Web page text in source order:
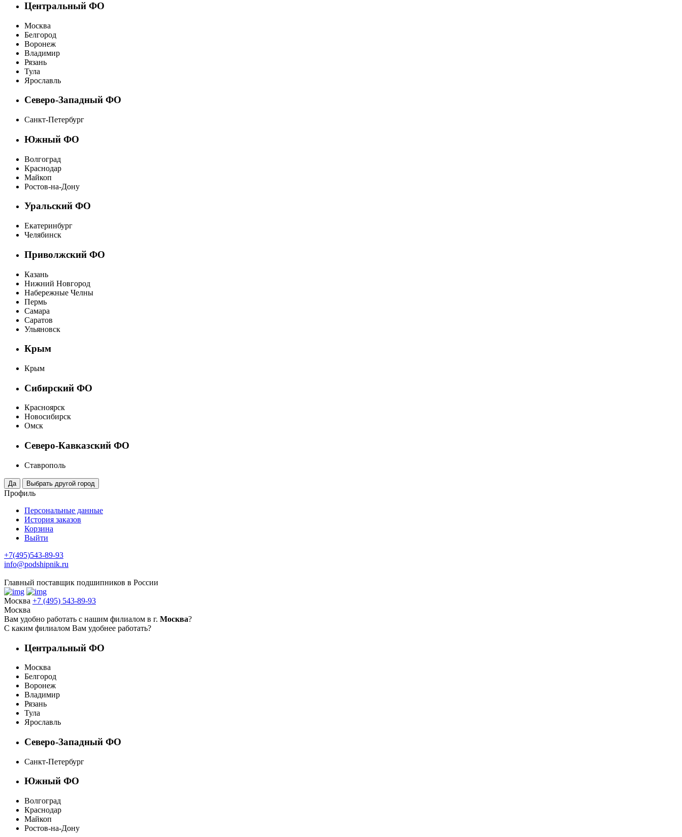
Центральный ФО
Москва
Белгород
Воронеж
Владимир
Рязань
Тула
Ярославль
Северо-Западный ФО
Санкт-Петербург
Южный ФО
Волгоград
Краснодар
Майкоп
Ростов-на-Дону
Уральский ФО
Екатеринбург
Челябинск
Приволжский ФО
Казань
Нижний Новгород
Набережные Челны
Пермь
Самара
Саратов
Ульяновск
Крым
Крым
Сибирский ФО
Красноярск
Новосибирск
Омск
Северо-Кавказский ФО
Ставрополь
Профиль
Персональные данные
История заказов
Корзина
Выйти
+7(495)543-89-93
info@podshipnik.ru
Главный поставщик подшипников в России
Москва +7 (495) 543-89-93
Москва
Вам удобно работать с нашим филиалом в г. Москва?
С каким филиалом Вам удобнее работать?
Центральный ФО
Москва
Белгород
Воронеж
Владимир
Рязань
Тула
Ярославль
Северо-Западный ФО
Санкт-Петербург
Южный ФО
Волгоград
Краснодар
Майкоп
Ростов-на-Дону